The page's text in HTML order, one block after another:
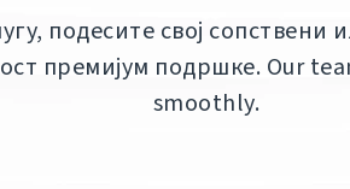
подесите свој сопствени
премијум подршке. Our
smoothly.